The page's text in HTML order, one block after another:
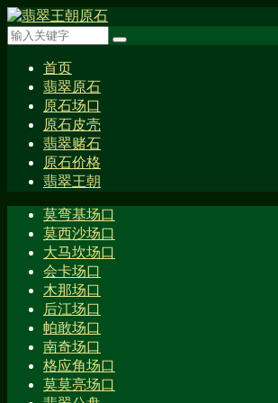
首页
翡翠原石
原石场口
原石皮壳
翡翠赌石
原石价格
翡翠王朝
莫弯基场口
莫西沙场口
大马坎场口
会卡场口
木那场口
后江场口
帕敢场口
南奇场口
格应角场口
莫莫亮场口